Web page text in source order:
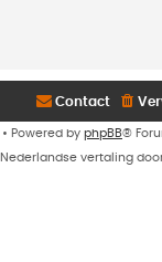
Contact
• Powered by phpBB®
Nederlandse vertaling